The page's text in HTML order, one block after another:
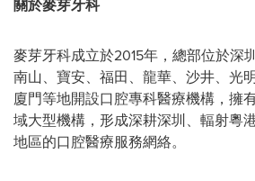
關於麥芽牙科
麥芽牙科成立於2015年，總部位於深
南山、寶安、福田、龍華、沙井、光
廈門等地開設口腔專科醫療機構，擁
域大型機構，形成深耕深圳、輻射粵
地區的口腔醫療服務網絡。